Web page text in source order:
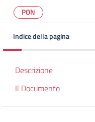
PON
Indice della pagina
Descrizione
Il Documento